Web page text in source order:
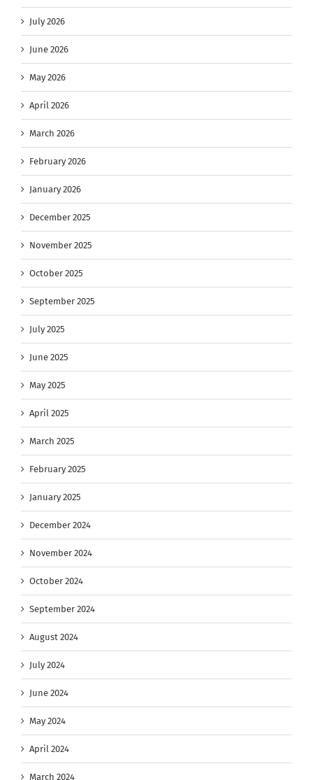
July 2026
June 2026
May 2026
April 2026
March 2026
February 2026
January 2026
December 2025
November 2025
October 2025
September 2025
July 2025
June 2025
May 2025
April 2025
March 2025
February 2025
January 2025
December 2024
November 2024
October 2024
September 2024
August 2024
July 2024
June 2024
May 2024
April 2024
March 2024